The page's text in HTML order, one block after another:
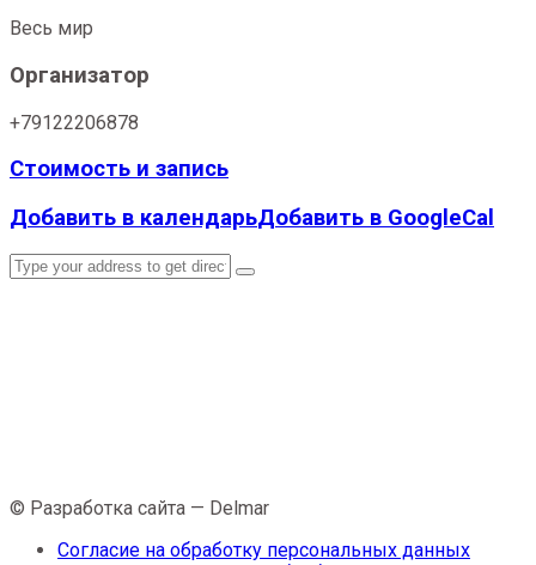
Весь мир
Организатор
+79122206878
Стоимость и запись
Добавить в календарьДобавить в GoogleCal
© Разработка сайта — Delmar
Согласие на обработку персональных данных